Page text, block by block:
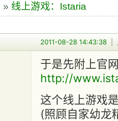
» 线上游戏：Istaria
2011-08-28 14:43:38
于是先附上官
http://
这个线上游戏
(照顾自家幼龙